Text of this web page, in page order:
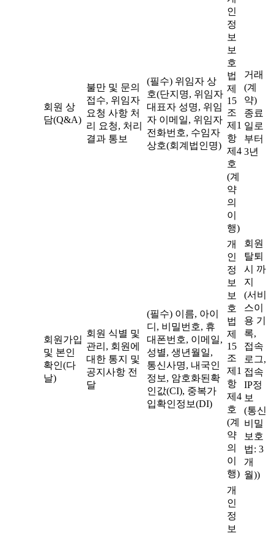
회원 상
담(Q&A)
불만 및 문의
접수, 위임자
요청 사항 처
리 요청, 처리
결과 통보
(필수) 위임자 상
호(단지명, 위임자
대표자 성명, 위임
자 이메일, 위임자
전화번호, 수임자
상호(회계법인명)
인
정
보
보
호
법
제
15
조
제1
항
제4
호
(계
약
의
이
행)
거래
(계
약)
종료
일로
부터
3년
회원가입
및 본인
확인(다
날)
회원 식별 및
관리, 회원에
대한 통지 및
공지사항 전
달
(필수) 이름, 아이
디, 비밀번호, 휴
대폰번호, 이메일,
성별, 생년월일,
통신사명, 내국인
정보, 암호화된확
인값(CI), 중복가
입확인정보(DI)
개
인
정
보
보
호
법
제
15
조
제1
항
제4
호
(계
약
의
이
행)
회원
탈퇴
시 까
지
(서비
스이
용 기
록,
접속
로그,
접속
IP정
보
(통신
비밀
보호
법: 3
개
월))
개
인
정
보